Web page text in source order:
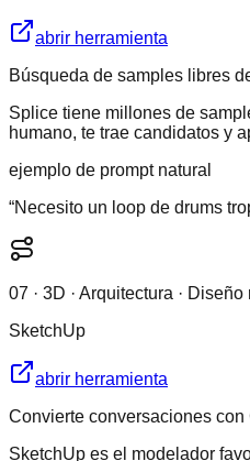
abrir herramienta
Búsqueda de samples libres
Splice tiene millones de
humano, te trae candidatos y
ejemplo de prompt natural
“Necesito un loop de drums
07 · 3D · Arquitectura · Diseño
SketchUp
abrir herramienta
Convierte conversaciones
SketchUp es el modelador